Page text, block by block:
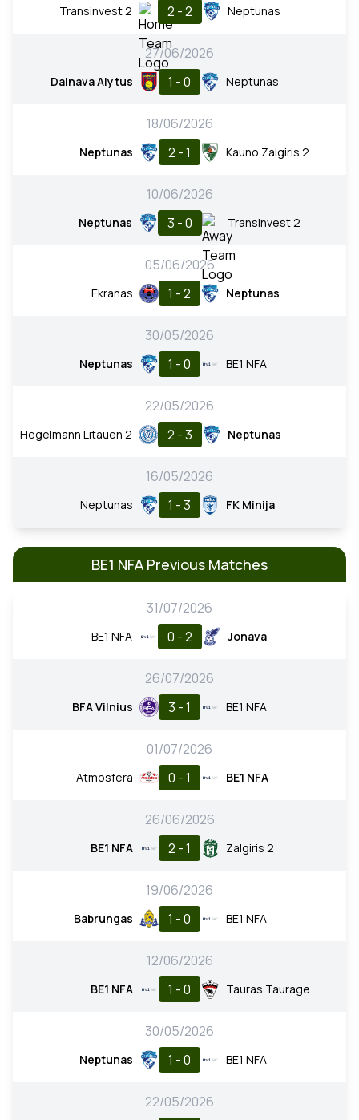
Transinvest 2 2 - 2 Neptunas
27/06/2026
Dainava Alytus 1 - 0 Neptunas
18/06/2026
Neptunas 2 - 1 Kauno Zalgiris 2
10/06/2026
Neptunas 3 - 0 Transinvest 2
05/06/2026
Ekranas 1 - 2 Neptunas
30/05/2026
Neptunas 1 - 0 BE1 NFA
22/05/2026
Hegelmann Litauen 2 2 - 3 Neptunas
16/05/2026
Neptunas 1 - 3 FK Minija
BE1 NFA Previous Matches
31/07/2026
BE1 NFA 0 - 2 Jonava
26/07/2026
BFA Vilnius 3 - 1 BE1 NFA
01/07/2026
Atmosfera 0 - 1 BE1 NFA
26/06/2026
BE1 NFA 2 - 1 Zalgiris 2
19/06/2026
Babrungas 1 - 0 BE1 NFA
12/06/2026
BE1 NFA 1 - 0 Tauras Taurage
30/05/2026
Neptunas 1 - 0 BE1 NFA
22/05/2026